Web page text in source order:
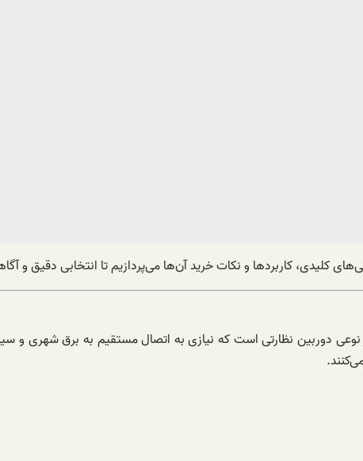
کلیدی، کاربردها و نکات خرید آن‌ها می‌پردازیم تا انتخابی دقیق و
دوربین نظارتی است که نیازی به اتصال مستقیم به برق شهری و